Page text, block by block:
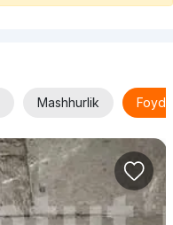
Mashhurlik